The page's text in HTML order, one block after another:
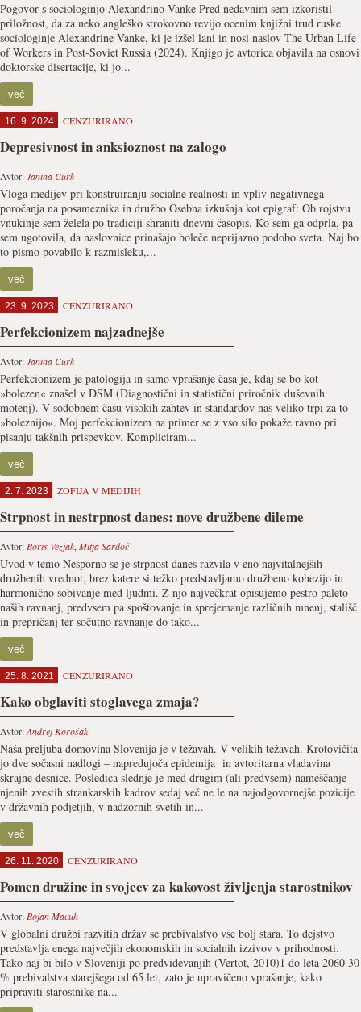
Pogovor s sociologinjo Alexandrino Vanke Pred nedavnim sem izkoristil
priložnost, da za neko angleško strokovno revijo ocenim knjižni trud ruske
sociologinje Alexandrine Vanke, ki je izšel lani in nosi naslov The Urban Life
of Workers in Post-Soviet Russia (2024). Knjigo je avtorica objavila na osnovi
doktorske disertacije, ki jo...
več
16. 9. 2024 CENZURIRANO
Depresivnost in anksioznost na zalogo
Avtor:Janina Curk
Vloga medijev pri konstruiranju socialne realnosti in vpliv negativnega
poročanja na posameznika in družbo Osebna izkušnja kot epigraf: Ob rojstvu
vnukinje sem želela po tradiciji shraniti dnevni časopis. Ko sem ga odprla, pa
sem ugotovila, da naslovnice prinašajo boleče neprijazno podobo sveta. Naj bo
to pismo povabilo k razmisleku,...
več
23. 9. 2023 CENZURIRANO
Perfekcionizem najzadnejše
Avtor:Janina Curk
Perfekcionizem je patologija in samo vprašanje časa je, kdaj se bo kot
»bolezen« znašel v DSM (Diagnostični in statistični priročnik duševnih
motenj). V sodobnem času visokih zahtev in standardov nas veliko trpi za to
»boleznijo«. Moj perfekcionizem na primer se z vso silo pokaže ravno pri
pisanju takšnih prispevkov. Kompliciram...
več
2. 7. 2023 ZOFIJA V MEDIJIH
Strpnost in nestrpnost danes: nove družbene dileme
Avtor: Boris Vezjak, Mitja Sardoč
Uvod v temo Nesporno se je strpnost danes razvila v eno najvitalnejših
družbenih vrednot, brez katere si težko predstavljamo družbeno kohezijo in
harmonično sobivanje med ljudmi. Z njo največkrat opisujemo pestro paleto
naših ravnanj, predvsem pa spoštovanje in sprejemanje različnih mnenj, stališč
in prepričanj ter sočutno ravnanje do tako...
več
25. 8. 2021 CENZURIRANO
Kako obglaviti stoglavega zmaja?
Avtor:Andrej Korošak
Naša preljuba domovina Slovenija je v težavah. V velikih težavah. Krotovičita
jo dve sočasni nadlogi – napredujoča epidemija in avtoritarna vladavina
skrajne desnice. Posledica slednje je med drugim (ali predvsem) nameščanje
njenih zvestih strankarskih kadrov sedaj več ne le na najodgovornejše pozicije
v državnih podjetjih, v nadzornih svetih in...
več
26. 11. 2020 CENZURIRANO
Pomen družine in svojcev za kakovost življenja starostnikov
Avtor: Bojan Macuh
V globalni družbi razvitih držav se prebivalstvo vse bolj stara. To dejstvo
predstavlja enega največjih ekonomskih in socialnih izzivov v prihodnosti.
Tako naj bi bilo v Sloveniji po predvidevanjih (Vertot, 2010)1 do leta 2060 30
% prebivalstva starejšega od 65 let, zato je upravičeno vprašanje, kako
pripraviti starostnike na...